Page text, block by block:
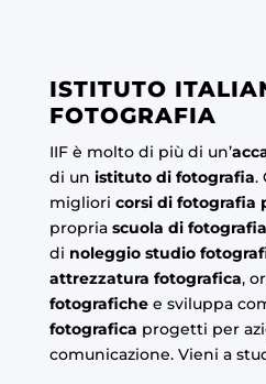
ISTITUTO
FOTOGRAFIA
IIF è molto di più di un’
di un istituto di fotografia.
migliori corsi di fotografia
propria scuola di fotografia
di noleggio studio
attrezzatura fotografica,
fotografichee sviluppa
fotografica progetti per
comunicazione. Vieni a